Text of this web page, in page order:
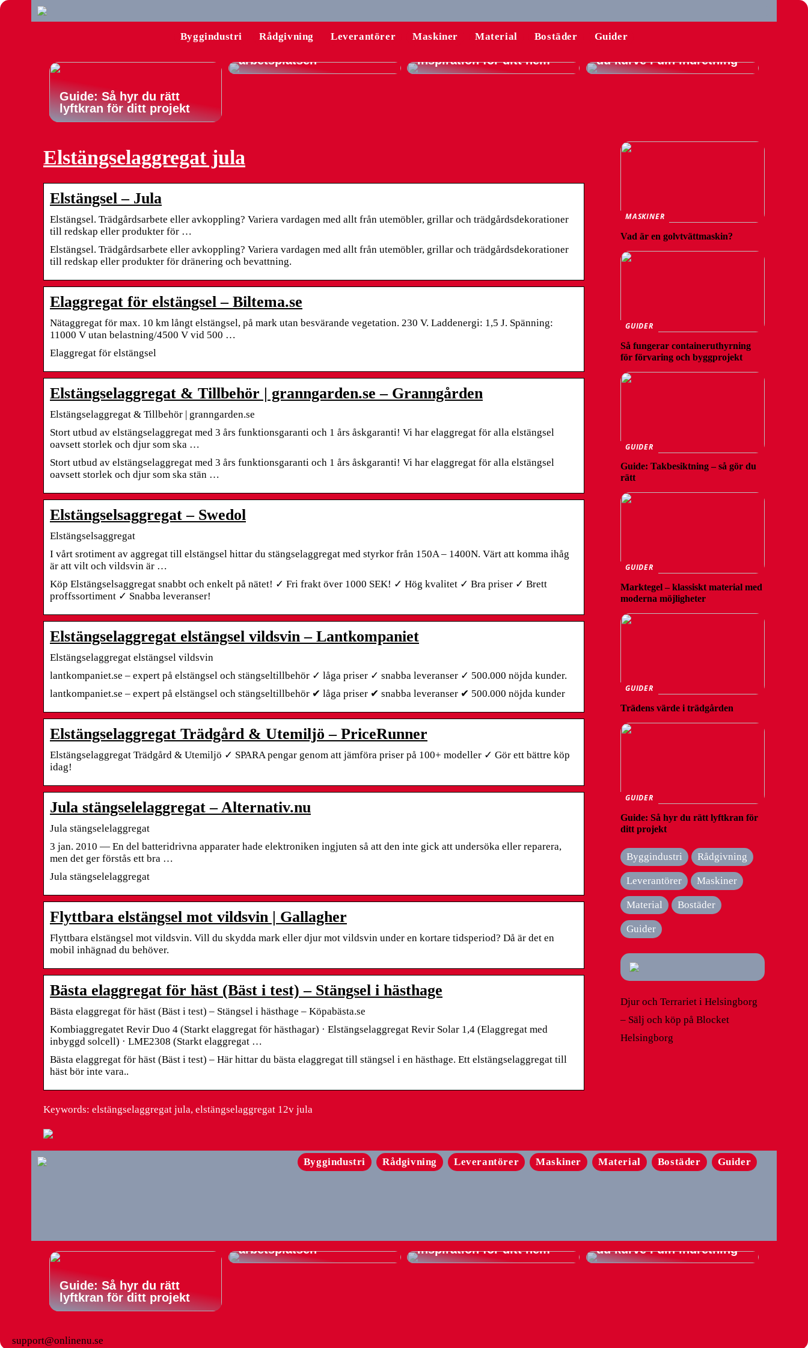
Byggindustri Rådgivning Leverantörer Maskiner Material Bostäder Guider
Guide: Så hyr du rätt
lyftkran för ditt projekt
Kontorsstolar: Din guide
till komfort och
arbetsplatsen
En komplett guide till
inspiration för ditt hem
du kurve i din indretning
Elstängselaggregat jula
Elstängsel – Jula
Elstängsel. Trädgårdsarbete eller avkoppling? Variera vardagen med allt från utemöbler, grillar och trädgårdsdekorationer
till redskap eller produkter för …
Elstängsel. Trädgårdsarbete eller avkoppling? Variera vardagen med allt från utemöbler, grillar och trädgårdsdekorationer
till redskap eller produkter för dränering och bevattning.
Elaggregat för elstängsel – Biltema.se
Nätaggregat för max. 10 km långt elstängsel, på mark utan besvärande vegetation. 230 V. Laddenergi: 1,5 J. Spänning:
11000 V utan belastning/4500 V vid 500 …
Elaggregat för elstängsel
Elstängselaggregat & Tillbehör | granngarden.se – Granngården
Elstängselaggregat & Tillbehör | granngarden.se
Stort utbud av elstängselaggregat med 3 års funktionsgaranti och 1 års åskgaranti! Vi har elaggregat för alla elstängsel
oavsett storlek och djur som ska …
Stort utbud av elstängselaggregat med 3 års funktionsgaranti och 1 års åskgaranti! Vi har elaggregat för alla elstängsel
oavsett storlek och djur som ska stän …
Elstängselsaggregat – Swedol
Elstängselsaggregat
I vårt srotiment av aggregat till elstängsel hittar du stängselaggregat med styrkor från 150A – 1400N. Värt att komma ihåg
är att vilt och vildsvin är …
Köp Elstängselsaggregat snabbt och enkelt på nätet! ✓ Fri frakt över 1000 SEK! ✓ Hög kvalitet ✓ Bra priser ✓ Brett
proffssortiment ✓ Snabba leveranser!
Elstängselaggregat elstängsel vildsvin – Lantkompaniet
Elstängselaggregat elstängsel vildsvin
lantkompaniet.se – expert på elstängsel och stängseltillbehör ✓ låga priser ✓ snabba leveranser ✓ 500.000 nöjda kunder.
lantkompaniet.se – expert på elstängsel och stängseltillbehör ✔ låga priser ✔ snabba leveranser ✔ 500.000 nöjda kunder
Elstängselaggregat Trädgård & Utemiljö – PriceRunner
Elstängselaggregat Trädgård & Utemiljö ✓ SPARA pengar genom att jämföra priser på 100+ modeller ✓ Gör ett bättre köp
idag!
Jula stängselelaggregat – Alternativ.nu
Jula stängselelaggregat
3 jan. 2010 — En del batteridrivna apparater hade elektroniken ingjuten så att den inte gick att undersöka eller reparera,
men det ger förstås ett bra …
Jula stängselelaggregat
Flyttbara elstängsel mot vildsvin | Gallagher
Flyttbara elstängsel mot vildsvin. Vill du skydda mark eller djur mot vildsvin under en kortare tidsperiod? Då är det en
mobil inhägnad du behöver.
Bästa elaggregat för häst (Bäst i test) – Stängsel i hästhage
Bästa elaggregat för häst (Bäst i test) – Stängsel i hästhage – Köpabästa.se
Kombiaggregatet Revir Duo 4 (Starkt elaggregat för hästhagar) · Elstängselaggregat Revir Solar 1,4 (Elaggregat med
inbyggd solcell) · LME2308 (Starkt elaggregat …
Bästa elaggregat för häst (Bäst i test) – Här hittar du bästa elaggregat till stängsel i en hästhage. Ett elstängselaggregat till
häst bör inte vara..
Keywords: elstängselaggregat jula, elstängselaggregat 12v jula
MASKINER
Vad är en golvtvättmaskin?
GUIDER
Så fungerar containeruthyrning
för förvaring och byggprojekt
GUIDER
Guide: Takbesiktning – så gör du
rätt
GUIDER
Marktegel – klassiskt material med
moderna möjligheter
GUIDER
Trädens värde i trädgården
GUIDER
Guide: Så hyr du rätt lyftkran för
ditt projekt
Byggindustri Rådgivning
Leverantörer Maskiner
Material Bostäder
Guider
Djur och Terrariet i Helsingborg
– Sälj och köp på Blocket
Helsingborg
Byggindustri Rådgivning Leverantörer Maskiner Material Bostäder Guider
Guide: Så hyr du rätt
lyftkran för ditt projekt
arbetsplatsen
inspiration för ditt hem
du kurve i din indretning
support@onlinenu.se